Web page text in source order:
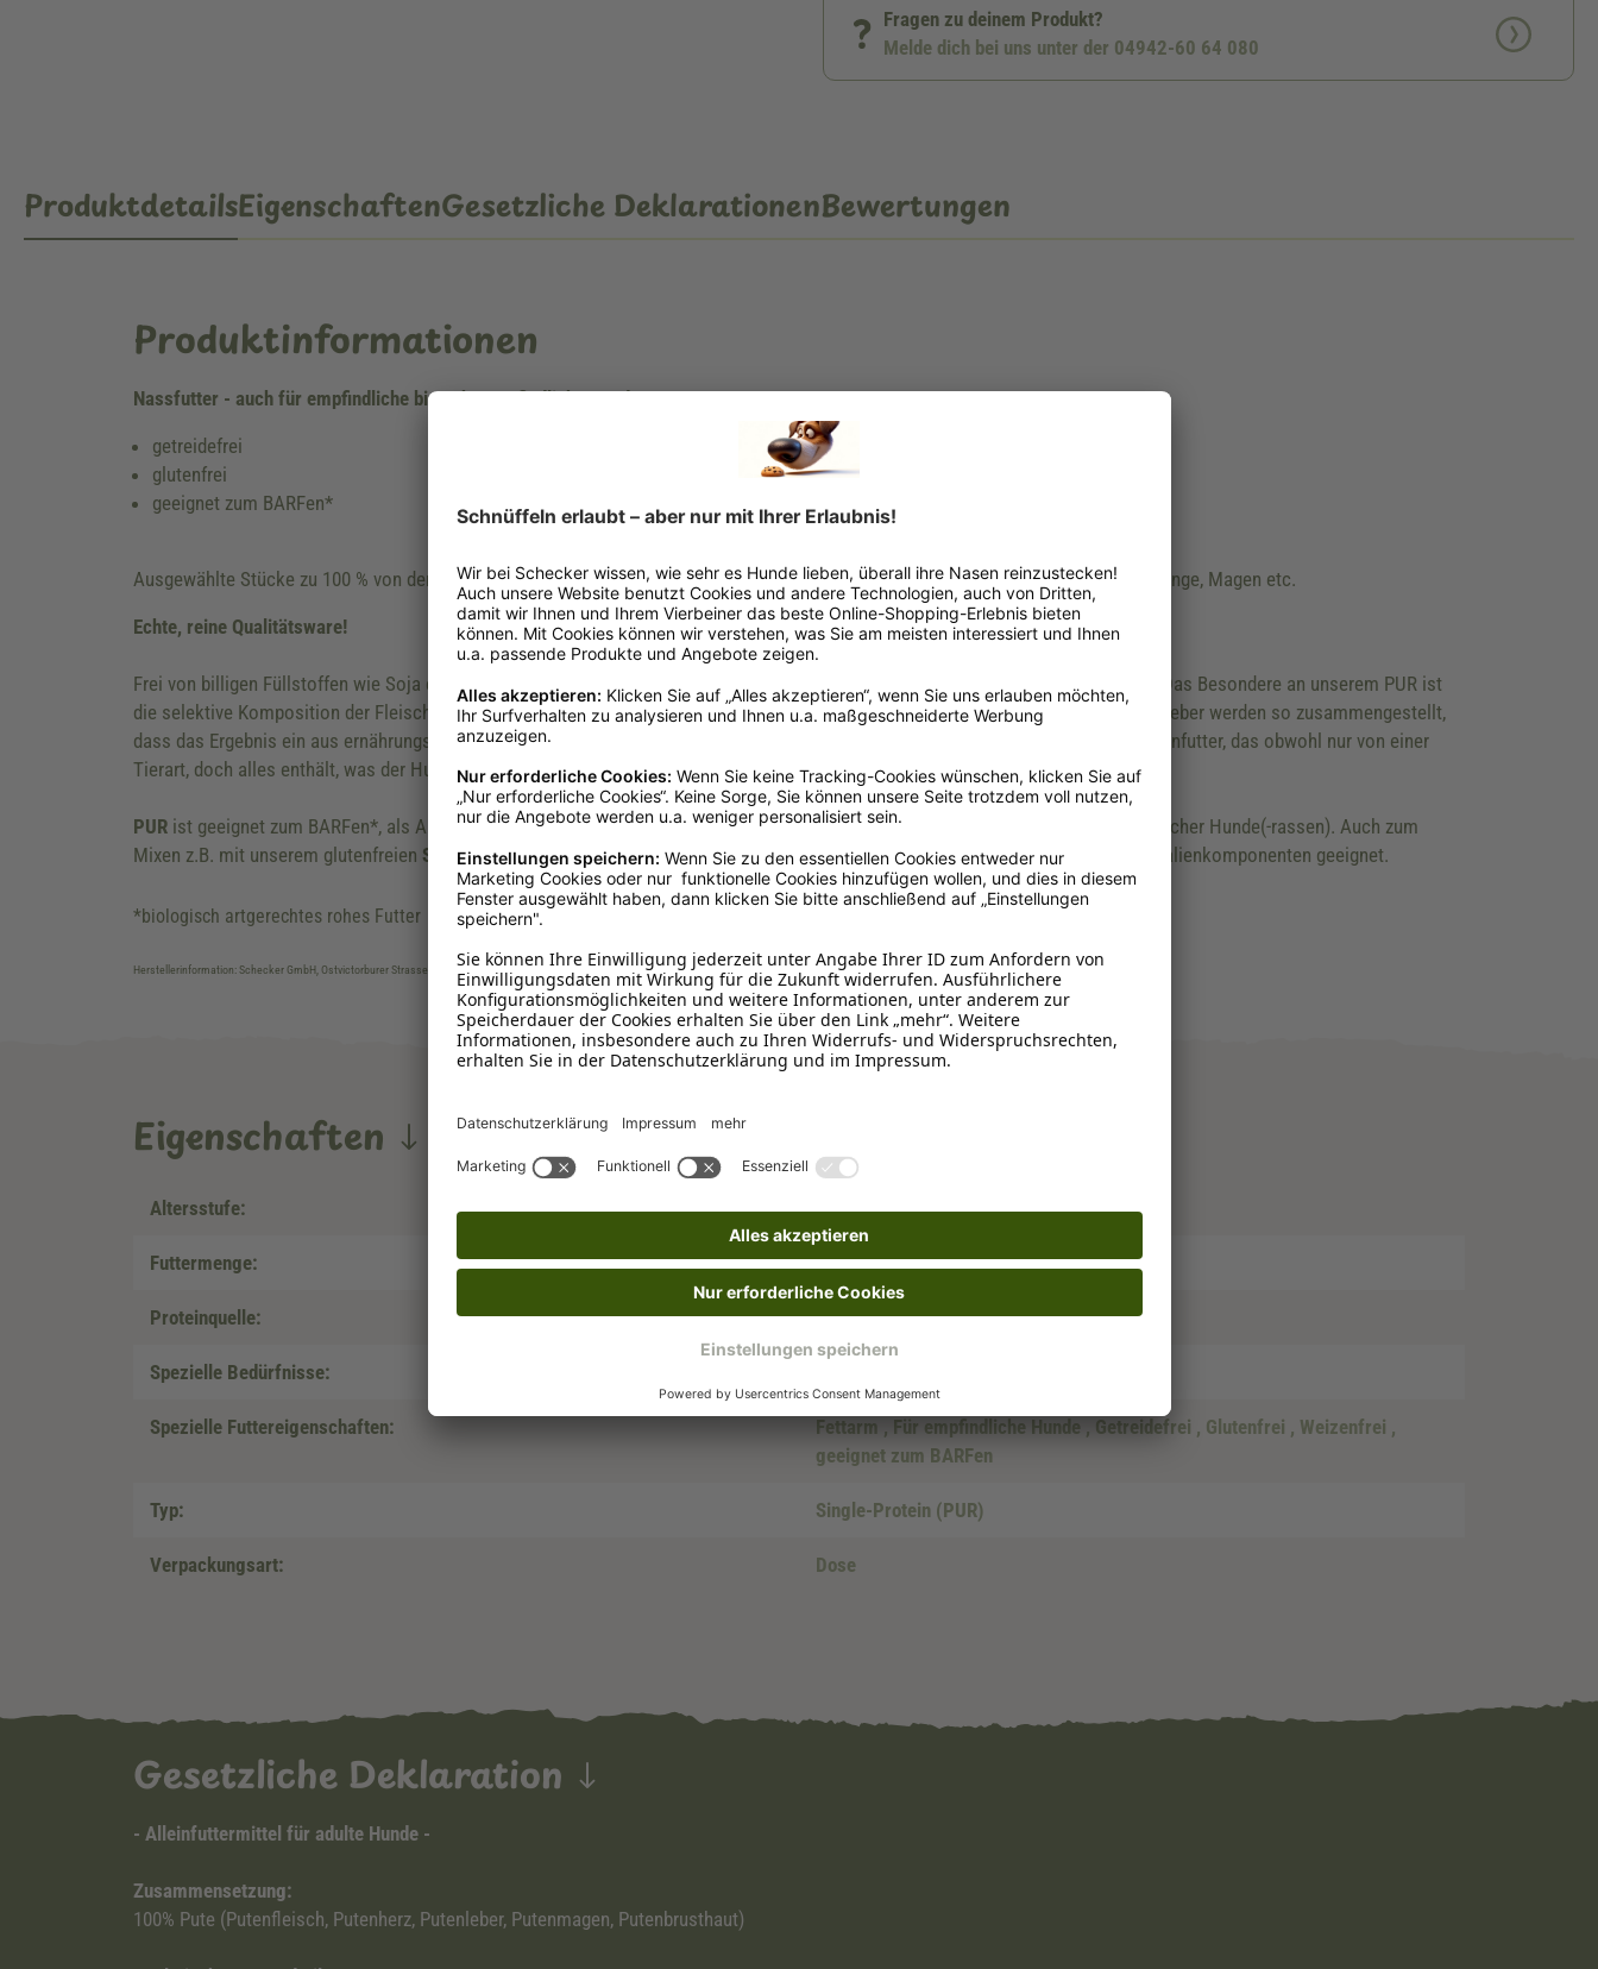
Fragen zu deinem Produkt?
Melde dich bei uns unter der 04942-60 64 080
ProduktdetailsEigenschaftenGesetzliche DeklarationenBewertungen
Produktinformationen
Nassfutter - auch für empfindliche bis sehr empfindliche Hunde
getreidefrei
glutenfrei
geeignet zum BARFen*
Ausgewählte Stücke zu 100 % von der Pute in bester Qualität. Nur aus hochwertigem Fleisch und wertvollen Innereien, wie Leber, Lunge, Magen etc.
Echte, reine Qualitätsware!
Frei von billigen Füllstoffen wie Soja etc., frei von Haltbarkeits-, Farb-, Konservierungs- und sonstigen Stoffen. Einfach nur Fleisch. Das Besondere an unserem PUR ist
die selektive Komposition der Fleischsorten in einer Dose. Die Fleischsorten einer Tierart, wie Muskelfleisch, Herz, mineralreiche Leber werden so zusammengestellt,
dass das Ergebnis ein aus ernährungsphysiologischen Aspekten rundum versorgendes, hochwertiges Alleinfutter ist. Also ein Dosenfutter, das obwohl nur von einer
Tierart, doch alles enthält, was der Hundekörper für eine dauerhafte, gesunde Ernährung und optimale Fitness benötigt!
PUR ist geeignet zum BARFen*, als Ausschlussdiät bei Futtermittelunverträglichkeiten oder einfach zum gezielten Füttern empfindlicher Hunde(-rassen). Auch zum
Mixen z.B. mit unserem glutenfreien Sensi-Mix,unserenGemüse PUR Dosen oder einer unserer vielen anderen Gemüse- oder Cerealienkomponenten geeignet.
*biologisch artgerechtes rohes Futter
Herstellerinformation: Schecker GmbH, Ostvictorburer Strasse 109, DE-26624, Südbrookmerland, info@schecker.de
Eigenschaften
Altersstufe: Adult, Senior
Futtermenge: 820g
Proteinquelle: Pute
Spezielle Bedürfnisse:
Spezielle Futtereigenschaften: Fettarm , Für empfindliche Hunde , Getreidefrei , Glutenfrei , Weizenfrei ,
geeignet zum BARFen
Typ: Single-Protein (PUR)
Verpackungsart: Dose
Gesetzliche Deklaration
- Alleinfuttermittel für adulte Hunde -
Zusammensetzung:
100% Pute (Putenfleisch, Putenherz, Putenleber, Putenmagen, Putenbrusthaut)